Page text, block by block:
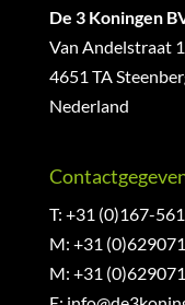
De 3 Koningen
Van Andelstraat
4651 TA
Nederland
T: +31 (0)167-
M: +31
M: +31